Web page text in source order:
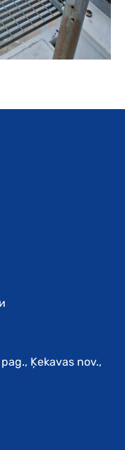
Ķekavas nov.,